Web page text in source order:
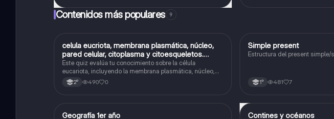
Contenidos más populares 9
CBiología
celula eucriota, membrana plasmática, núcleo,
pared celular, citoplasma y citoesqueletos.
nombre se las partes de la celula eucariota
Este quiz evalúa tu conocimiento sobre la célula
eucariota, incluyendo la membrana plasmática, núcleo,
pared celular, citoplasma y citoesqueleto.
2° 490 0
Inglés
Simple present
Estructura del present simple/
1° 481 7
Geografía
Geografía 1er año Geografía
Contines y océanos